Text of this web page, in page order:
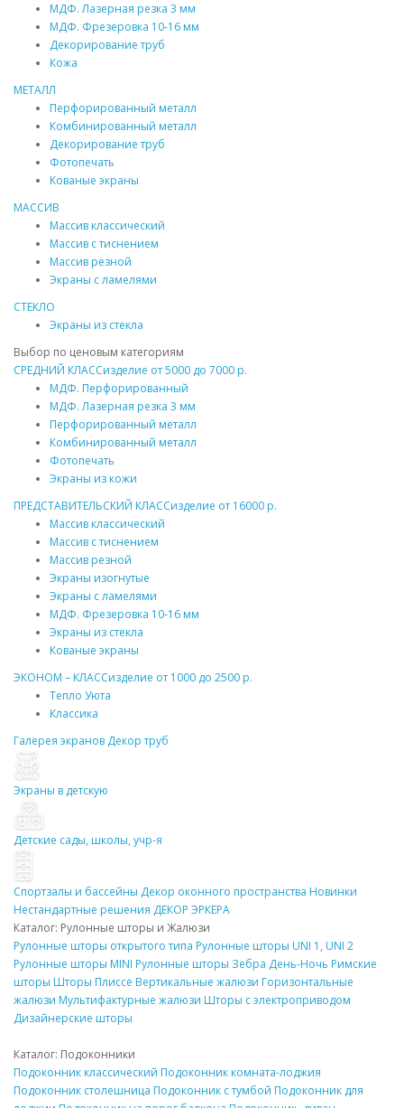
МДФ. Лазерная резка 3 мм
МДФ. Фрезеровка 10-16 мм
Декорирование труб
Кожа
МЕТАЛЛ
Перфорированный металл
Комбинированный металл
Декорирование труб
Фотопечать
Кованые экраны
МАССИВ
Массив классический
Массив с тиснением
Массив резной
Экраны с ламелями
СТЕКЛО
Экраны из стекла
Выбор по ценовым категориям
СРЕДНИЙ КЛАССизделие от5000 до 7000 р.
МДФ. Перфорированный
МДФ. Лазерная резка 3 мм
Перфорированный металл
Комбинированный металл
Фотопечать
Экраны из кожи
ПРЕДСТАВИТЕЛЬСКИЙ КЛАССизделие от 16000 р.
Массив классический
Массив с тиснением
Массив резной
Экраны изогнутые
Экраны с ламелями
МДФ. Фрезеровка 10-16 мм
Экраны из стекла
Кованые экраны
ЭКОНОМ – КЛАССизделие от 1000 до 2500 р.
Тепло Уюта
Классика
Галерея экранов Декортруб
Экраны в детскую
Детские сады, школы, учр-я
Спортзалы и бассейны Декор оконного пространства Новинки
Нестандартные решения ДЕКОР ЭРКЕРА
Каталог: Рулонные шторы и Жалюзи
Рулонные шторы открытого типа Рулонные шторы UNI 1, UNI 2
Рулонные шторы MINI Рулонные шторы Зебра День-Ночь Римские
шторы Шторы Плиссе Вертикальные жалюзи Горизонтальные
жалюзи Мультифактурные жалюзи Шторы с электроприводом
Дизайнерские шторы
Каталог: Подоконники
Подоконник классический Подоконник комната-лоджия
Подоконник столешница Подоконник с тумбой Подоконник для